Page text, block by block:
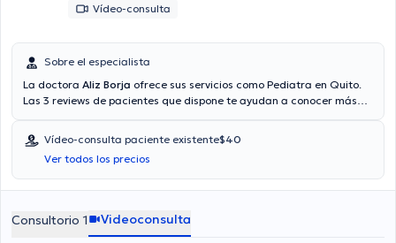
Vídeo-consulta
Sobre el especialista
La doctora Aliz Borja ofrece sus servicios como Pediatra en Quito.
Las 3 reviews de pacientes que dispone te ayudan a conocer más
Aseguradoras tales como BMI, Ecuasanitas, Pan-American Life son
aceptadas.
Vídeo-consulta paciente existente$40
Ver todos los precios
Consultorio 1 Videoconsulta